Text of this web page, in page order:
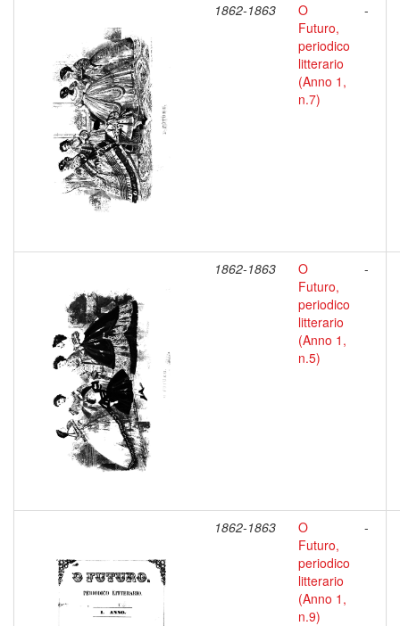
1862-1863
O
Futuro,
periodico
litterario
(Anno 1,
n.7)
-
1862-1863
O
Futuro,
periodico
litterario
(Anno 1,
n.5)
-
1862-1863
O
Futuro,
periodico
litterario
(Anno 1,
n.9)
-